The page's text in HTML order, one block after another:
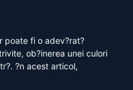
poate fi o adev?rat?
ob?inerea unei culori
?n acest articol,